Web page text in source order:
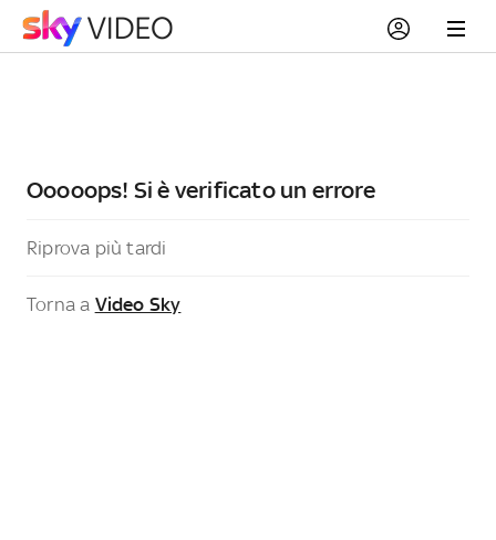
Ooooops! Si è verificato un errore
Riprova più tardi
Torna a Video Sky